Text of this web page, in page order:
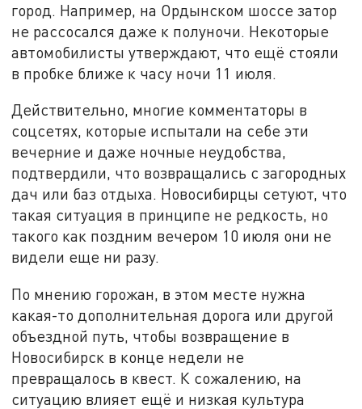
город. Например, на Ордынском шоссе затор
не рассосался даже к полуночи. Некоторые
автомобилисты утверждают, что ещё стояли
в пробке ближе к часу ночи 11 июля.
Действительно, многие комментаторы в
соцсетях, которые испытали на себе эти
вечерние и даже ночные неудобства,
подтвердили, что возвращались с загородных
дач или баз отдыха. Новосибирцы сетуют, что
такая ситуация в принципе не редкость, но
такого как поздним вечером 10 июля они не
видели еще ни разу.
По мнению горожан, в этом месте нужна
какая-то дополнительная дорога или другой
объездной путь, чтобы возвращение в
Новосибирск в конце недели не
превращалось в квест. К сожалению, на
ситуацию влияет ещё и низкая культура